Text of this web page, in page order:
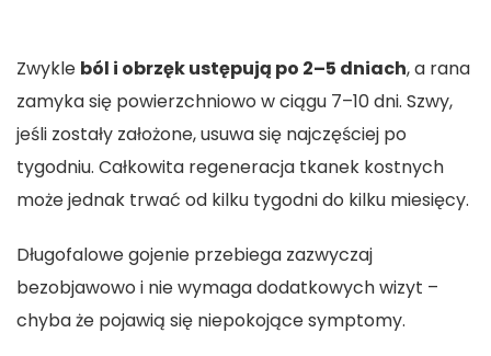
Zwykle ból i obrzęk ustępują po 2–5 dniach, a rana
zamyka się powierzchniowo w ciągu 7–10 dni. Szwy,
jeśli zostały założone, usuwa się najczęściej po
tygodniu. Całkowita regeneracja tkanek kostnych
może jednak trwać od kilku tygodni do kilku miesięcy.
Długofalowe gojenie przebiega zazwyczaj
bezobjawowo i nie wymaga dodatkowych wizyt –
chyba że pojawią się niepokojące symptomy.